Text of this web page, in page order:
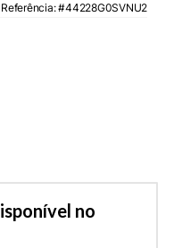
Referência: 44228G0SVNU2
no